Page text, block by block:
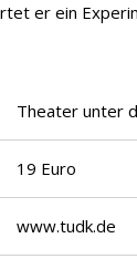
er ein
Theater unter
19 Euro
www.tudk.de